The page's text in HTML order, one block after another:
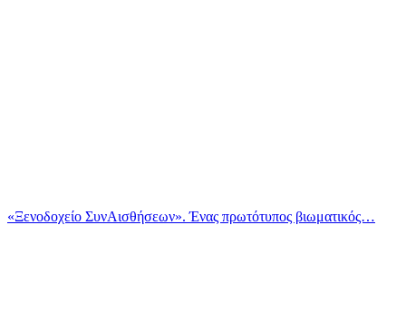
«Ξενοδοχείο ΣυνΑισθήσεων». Ένας πρωτότυπος βιωματικός…